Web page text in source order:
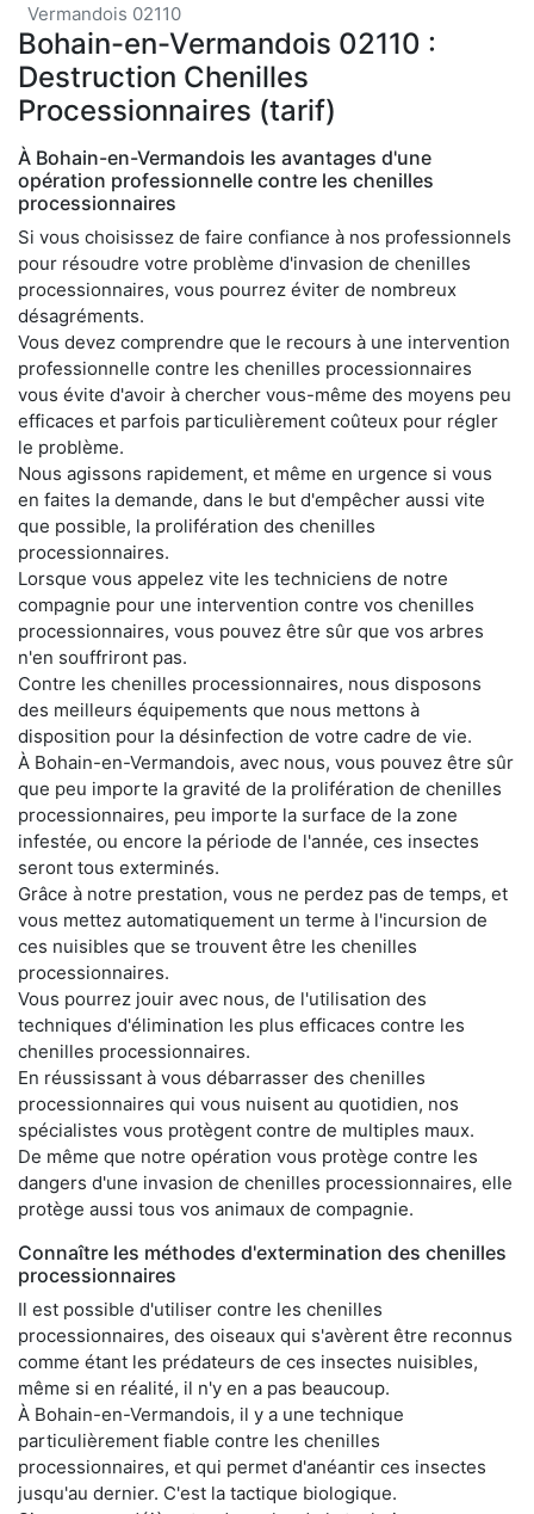
Vermandois 02110
Bohain-en-Vermandois 02110 :
Destruction Chenilles
Processionnaires (tarif)
À Bohain-en-Vermandois les avantages d'une
opération professionnelle contre les chenilles
processionnaires
Si vous choisissez de faire confiance à nos professionnels
pour résoudre votre problème d'invasion de chenilles
processionnaires, vous pourrez éviter de nombreux
désagréments.
Vous devez comprendre que le recours à une intervention
professionnelle contre les chenilles processionnaires
vous évite d'avoir à chercher vous-même des moyens peu
efficaces et parfois particulièrement coûteux pour régler
le problème.
Nous agissons rapidement, et même en urgence si vous
en faites la demande, dans le but d'empêcher aussi vite
que possible, la prolifération des chenilles
processionnaires.
Lorsque vous appelez vite les techniciens de notre
compagnie pour une intervention contre vos chenilles
processionnaires, vous pouvez être sûr que vos arbres
n'en souffriront pas.
Contre les chenilles processionnaires, nous disposons
des meilleurs équipements que nous mettons à
disposition pour la désinfection de votre cadre de vie.
À Bohain-en-Vermandois, avec nous, vous pouvez être sûr
que peu importe la gravité de la prolifération de chenilles
processionnaires, peu importe la surface de la zone
infestée, ou encore la période de l'année, ces insectes
seront tous exterminés.
Grâce à notre prestation, vous ne perdez pas de temps, et
vous mettez automatiquement un terme à l'incursion de
ces nuisibles que se trouvent être les chenilles
processionnaires.
Vous pourrez jouir avec nous, de l'utilisation des
techniques d'élimination les plus efficaces contre les
chenilles processionnaires.
En réussissant à vous débarrasser des chenilles
processionnaires qui vous nuisent au quotidien, nos
spécialistes vous protègent contre de multiples maux.
De même que notre opération vous protège contre les
dangers d'une invasion de chenilles processionnaires, elle
protège aussi tous vos animaux de compagnie.
Connaître les méthodes d'extermination des chenilles
processionnaires
Il est possible d'utiliser contre les chenilles
processionnaires, des oiseaux qui s'avèrent être reconnus
comme étant les prédateurs de ces insectes nuisibles,
même si en réalité, il n'y en a pas beaucoup.
À Bohain-en-Vermandois, il y a une technique
particulièrement fiable contre les chenilles
processionnaires, et qui permet d'anéantir ces insectes
jusqu'au dernier. C'est la tactique biologique.